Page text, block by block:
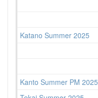
Katano Summer 2025
Kanto Summer PM 2025